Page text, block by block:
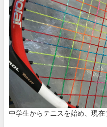
中学生からテニスを始め、現在